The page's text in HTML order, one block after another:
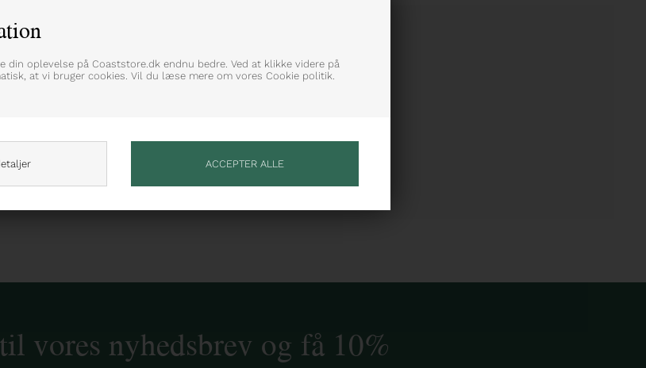
din oplevelse på Coaststore.dk endnu bedre. Ved at klikke videre på
at vi bruger cookies. Vil du læse mere om vores Cookie politik.
vores nyhedsbrev og få 10%